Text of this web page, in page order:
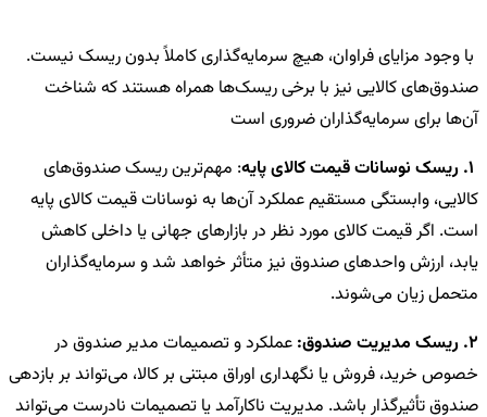
با وجود مزایای فراوان، هیچ سرمایه‌گذاری کاملاً بدون ریسک نیست.
صندوق‌های کالایی نیز با برخی ریسک‌ها همراه هستند که شناخت
آن‌ها برای سرمایه‌گذاران ضروری است
: مهم‌ترین ریسک صندوق‌های
کالایی، وابستگی مستقیم عملکرد آن‌ها به نوسانات قیمت کالای پایه
است. اگر قیمت کالای مورد نظر در بازارهای جهانی یا داخلی کاهش
یابد، ارزش واحدهای صندوق نیز متأثر خواهد شد و سرمایه‌گذاران
متحمل زیان می‌شوند.
2. ریسک مدیریت صندوق:
عملکرد و تصمیمات مدیر صندوق در
خصوص خرید، فروش یا نگهداری اوراق مبتنی بر کالا، می‌تواند بر بازدهی
صندوق تأثیرگذار باشد. مدیریت ناکارآمد یا تصمیمات نادرست می‌تواند